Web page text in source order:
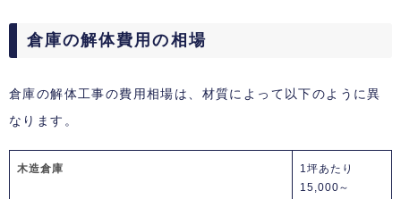
倉庫の解体費用の相場
倉庫の解体工事の費用相場は、材質によって以下のように異
なります。
木造倉庫
1坪あたり
15,000～